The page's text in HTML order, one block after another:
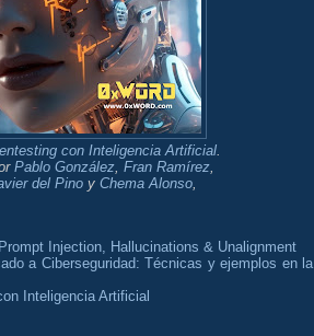
con Inteligencia Artificial.
Pablo González Fran Ramírez
del Pino y Chema Alonso
Injection, Hallucinations & Unalignment
a Ciberseguridad: Técnicas y ejemplos en la
Inteligencia Artificial